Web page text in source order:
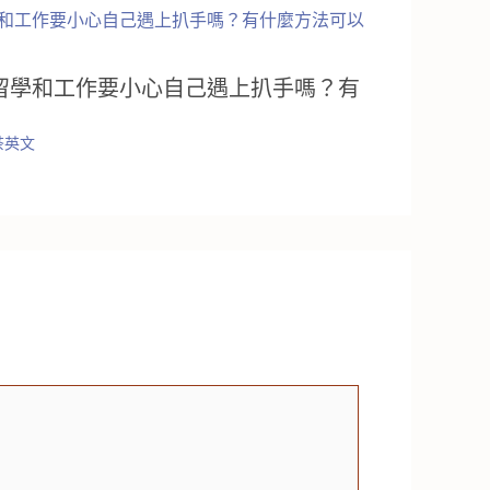
和工作要小心自己遇上扒手嗎？有
英文